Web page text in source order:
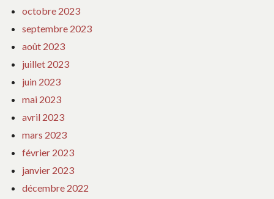
octobre 2023
septembre 2023
août 2023
juillet 2023
juin 2023
mai 2023
avril 2023
mars 2023
février 2023
janvier 2023
décembre 2022